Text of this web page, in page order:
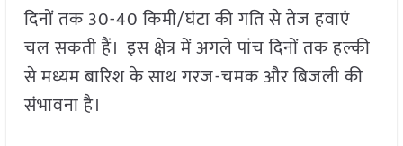
दिनों तक 30-40 किमी/घंटा की गति से तेज हवाएं
चल सकती हैं। इस क्षेत्र में अगले पांच दिनों तक हल्की
से मध्यम बारिश के साथ गरज-चमक और बिजली की
संभावना है।